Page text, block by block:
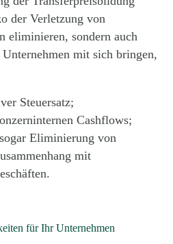
der Verletzung von
eliminieren, sondern auch
mit sich bringen,
Steuersatz;
Cashflows;
Eliminierung von
mit
für Ihr Unternehmen